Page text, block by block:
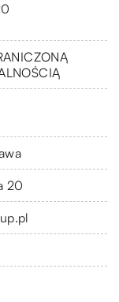
20